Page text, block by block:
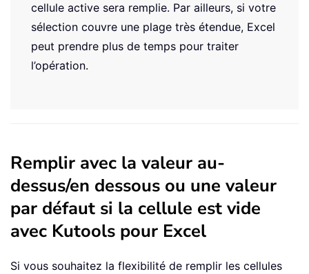
cellule active sera remplie. Par ailleurs, si votre
sélection couvre une plage très étendue, Excel
peut prendre plus de temps pour traiter
l’opération.
Remplir avec la valeur au-
dessus/en dessous ou une valeur
par défaut si la cellule est vide
avec Kutools pour Excel
Si vous souhaitez la flexibilité de remplir les cellules